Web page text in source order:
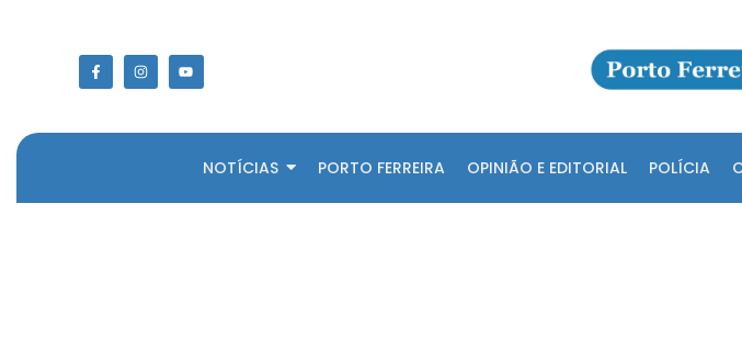
NOTÍCIAS PORTO FERREIRA OPINIÃO E EDITORIAL POLÍCIA